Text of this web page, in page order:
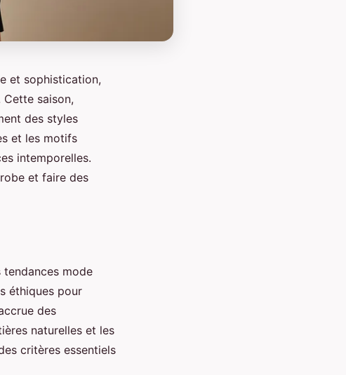
et sophistication,
saison,
des styles
et les motifs
intemporelles.
et faire des
mode
éthiques pour
des
naturelles et les
critères essentiels